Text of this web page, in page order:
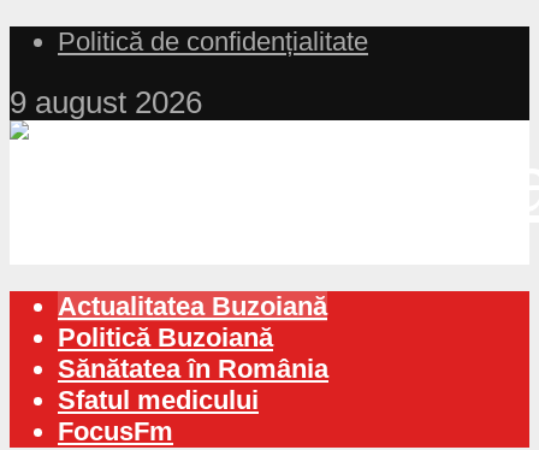
Politică de confidențialitate
9 august 2026
Actualitatea Buzoiană
Politică Buzoiană
Sănătatea în România
Sfatul medicului
FocusFm